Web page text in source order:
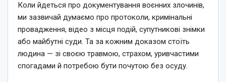
Коли йдеться про документування воєнних злочинів,
ми зазвичай думаємо про протоколи, кримінальні
провадження, відео з місця подій, супутникові знімки
або майбутні суди. Та за кожним доказом стоїть
людина — зі своєю травмою, страхом, уривчастими
спогадами й потребою бути почутою без осуду.